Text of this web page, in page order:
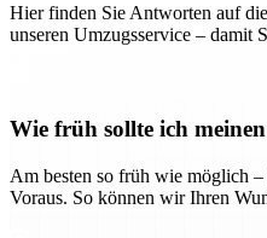
Hier finden Sie Antworten auf
unseren Umzugsservice – damit
Wie früh sollte ich
Am besten so früh wie möglich
Voraus. So können wir Ihren